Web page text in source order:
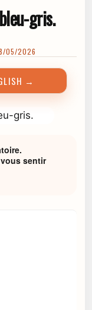
gris.
05/2026
→
sentir